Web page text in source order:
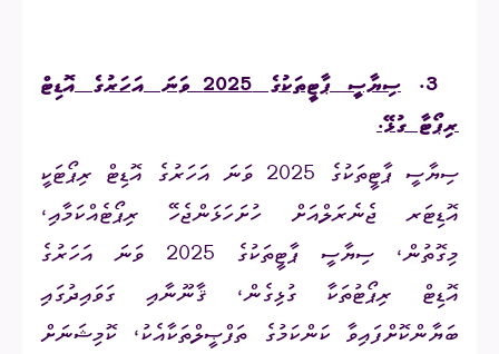
3.
ސިޔާސީ ޕާޓީތަކުގެ 2025 ވަނަ އަހަރުގެ އޮޑިޓް
ރިޕޯޓާ ގުޅޭ.
ސިޔާސީ ޕާޓީތަކުގެ 2025 ވަނަ އަހަރުގެ އޮޑިޓް ރިޕޯޓަކީ
އޮޑިޓަރ ޖެނެރަލްއަށް ހުށަހަޅަންޖެހޭ ރިޕޯޓެއްކަމާއި،
މިގޮތުން، ސިޔާސީ ޕާޓީތަކުގެ 2025 ވަނަ އަހަރުގެ
އޮޑިޓް ރިޕޯޓުތަކާ ގުޅިގެން، ޤާނޫނާއި ގަވައިދުގައި
ބަޔާންކޮށްފައިވާ ކަންކަމުގެ ތަފްޞީލްތަކާއެކު، ކޮމިޝަނަށް